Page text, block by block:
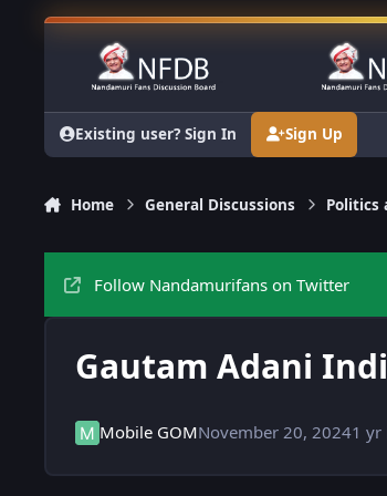
Skip to content
Existing user? Sign In Sign Up
Home General Discussions Politics
Follow Nandamurifans on Twitter
Gautam Adani
Mobile GOMNovember 20, 20241 yr